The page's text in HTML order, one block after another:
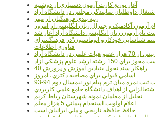
آغاز توزيع کارت آزمون دستياري از دوشنبه
داوطلبان نمايندگي مجلس در دانشگاه آزاد
رتبه بندي فرهنگيان از مهر
آزمون آکادميک و جنرال زبان انگليسي از امروز
نام آزمون زبان انگليسي دانشگاه آزاد آغاز شد
شناسايي خودکارو اتوماسيون"در فرهنگسراي
فناوري اطلاعات
علمي در دانشگاه آزاد
150 رشته ارشد علوم پزشکي آزاد
40 راهکار سند تحول بنيادين آموزش و پرورش
اسامي قبولي براي مصاحبه دکتري، امروز
ثبت نمره میان ترم پیام نور نیمسال دوم 94-93
از اهداف دانشگاه جامع علمي کاربردي
تجليل از معلمان نمونه شهرستان رباط کريم
اعلام اولويت استخدام پيماني 5 هزار معلم
حافظ حافظه تاريخي و ملي ايرانيان است